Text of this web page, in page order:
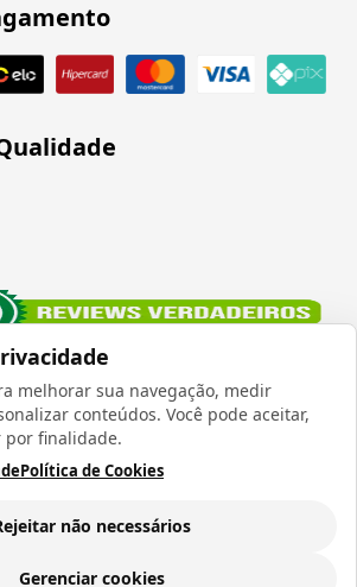
melhorar sua navegação, medir
conteúdos. Você pode aceitar,
por finalidade.
Política de Cookies
não necessários
Gerenciar cookies